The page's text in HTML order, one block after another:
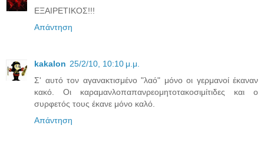
ΕΞΑΙΡΕΤΙΚΟΣ!!!
Απάντηση
kakalon 25/2/10, 10:10 μ.μ.
Σ' αυτό τον αγανακτισμένο "λαό" μόνο οι γερμανοί έκαναν
κακό. Οι καραμανλοπαπανρεομητοτακοσιμίτιδες και ο
συρφετός τους έκανε μόνο καλό.
Απάντηση